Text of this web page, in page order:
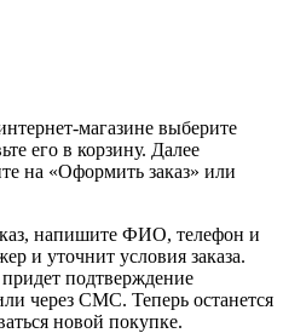
магазине выберите
его в корзину. Далее
на «Оформить заказ» или
напишите ФИО, телефон и
и уточнит условия заказа.
придет подтверждение
через СМС. Теперь останется
новой покупке.